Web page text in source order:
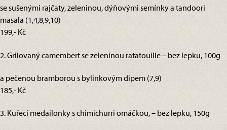
se sušenými rajčaty, zeleninou, dýňovými semínky a tandoori
masala (1,4,8,9,10)
199,- Kč
2. Grilovaný camembert se zeleninou ratatouille – bez lepku, 100g
a pečenou bramborou s bylinkovým dipem (7,9)
185,- Kč
3. Kuřecí medailonky s chimichurri omáčkou, – bez lepku, 150g